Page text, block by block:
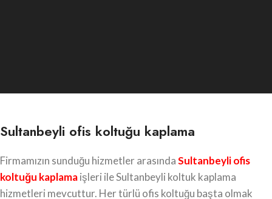
Sultanbeyli ofis koltuğu kaplama
Firmamızın sunduğu hizmetler arasındaSultanbeyliofis
koltuğu kaplamaişleri ile Sultanbeyli koltuk kaplama
hizmetleri mevcuttur. Her türlü ofis koltuğu başta olmak